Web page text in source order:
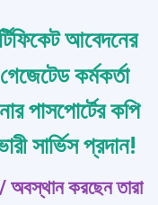
আবেদনের
ক‍‍র্মক‍র্তা
পাসপো‍র্টের কপি
সা‍র্ভিস প্রদান!
/ অবস্থান করছেন তারা